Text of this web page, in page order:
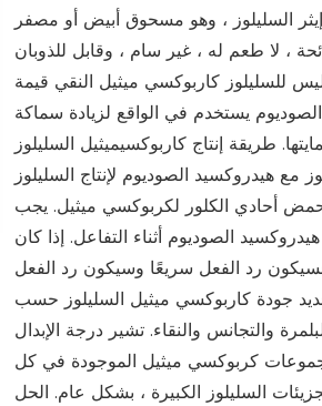
إيثر السليلوز ، وهو مسحوق أبيض أو مصفر
، لا طعم له ، غير سام ، وقابل للذوبان
للسليلوز كاربوكسي ميثيل النقي قيمة
يستخدم في الواقع لزيادة سماكة
طريقة إنتاج كاربوكسيميثيل السليلوز
مع هيدروكسيد الصوديوم لإنتاج السليلوز
أحادي الكلور لكربوكسي ميثيل. يجب
الصوديوم أثناء التفاعل. إذا كان
فسيكون رد الفعل سريعًا وسيكون رد الفعل
جودة كاربوكسي ميثيل السليلوز حسب
والتجانس والنقاء. تشير درجة الإبدال
كربوكسي ميثيل الموجودة في كل
السليلوز الكبيرة ، بشكل عام. الحل